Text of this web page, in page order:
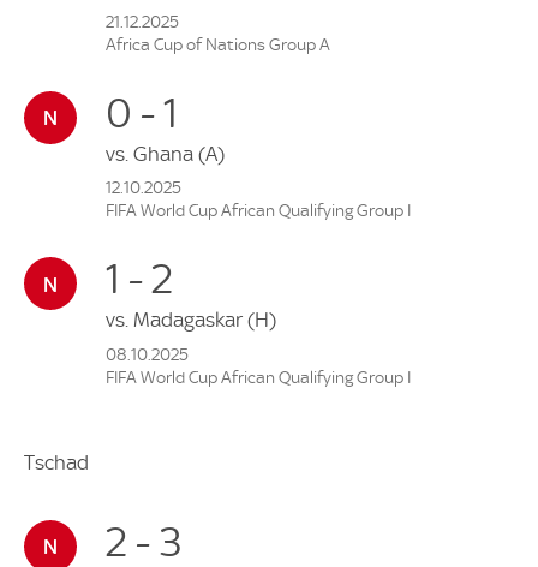
21.12.2025
Africa Cup of Nations Group A
0 - 1
vs. Ghana (A)
12.10.2025
FIFA World Cup African Qualifying Group I
1 - 2
vs. Madagaskar (H)
08.10.2025
FIFA World Cup African Qualifying Group I
Tschad
2 - 3